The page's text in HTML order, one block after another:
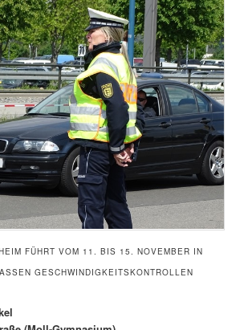
FÜHRT VOM 11. BIS 15. NOVEMBER IN
GESCHWINDIGKEITSKONTROLLEN D